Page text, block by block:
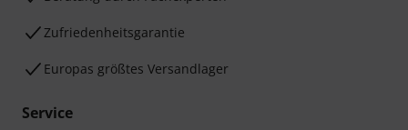
Zufriedenheitsgarantie
Europas größtes Versandlager
Service